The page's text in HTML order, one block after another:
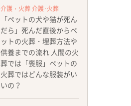
介護・火葬 介護･火葬
「ペットの犬や猫が死ん
だら」死んだ直後からペ
ットの火葬・埋葬方法や
供養までの流れ 人間の火
葬では「喪服」ペットの
火葬ではどんな服装がい
いの？